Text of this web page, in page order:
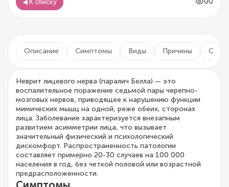
◀ К списку
Описание Симптомы Виды Причины
Неврит лицевого нерва (паралич Белла) — это
воспалительное поражение седьмой пары черепно-
мозговых нервов, приводящее к нарушению функции
мимических мышц на одной, реже обеих, сторонах
лица. Заболевание характеризуется внезапным
развитием асимметрии лица, что вызывает
значительный физический и психологический
дискомфорт. Распространенность патологии
составляет примерно 20-30 случаев на 100 000
населения в год, без четкой половой или возрастной
предрасположенности.